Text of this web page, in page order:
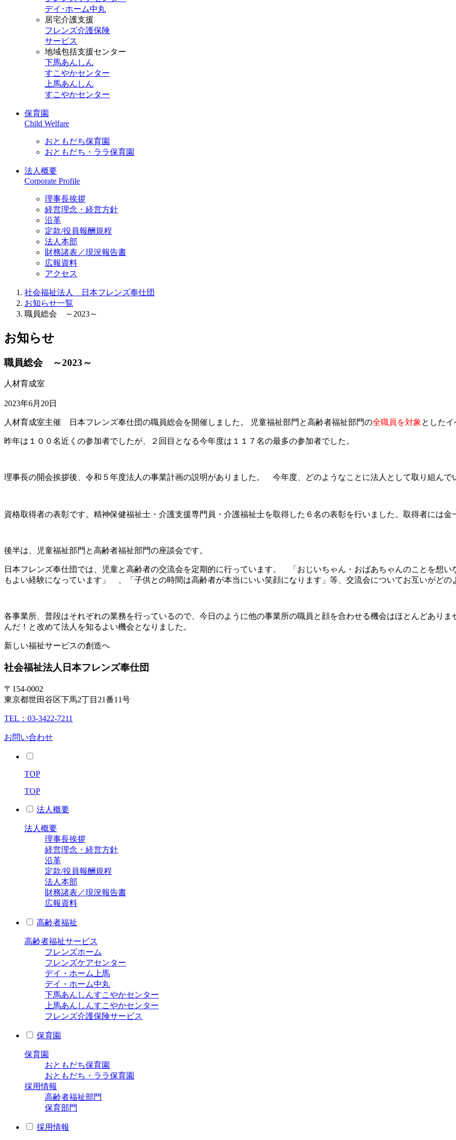
デイ･ホーム中丸
居宅介護支援
フレンズ介護保険
サービス
地域包括支援センター
下馬あんしん
すこやかセンター
上馬あんしん
すこやかセンター
保育園
Child Welfare
おともだち保育園
おともだち・ララ保育園
法人概要
Corporate Profile
理事長挨拶
経営理念・経営方針
沿革
定款/役員報酬規程
法人本部
財務諸表／現況報告書
広報資料
アクセス
社会福祉法人 日本フレンズ奉仕団
お知らせ一覧
職員総会 ～2023～
お知らせ
職員総会 ～2023～
人材育成室
2023年6月20日
人材育成室主催 日本フレンズ奉仕団の職員総会を開催しました。 児童福祉部門と高齢者福祉部門の全職員を対象としたイ
昨年は１００名近くの参加者でしたが、２回目となる今年度は１１７名の最多の参加者でした。
理事長の開会挨拶後、令和５年度法人の事業計画の説明がありました。 今年度、どのようなことに法人として取り組んで
資格取得者の表彰です。精神保健福祉士・介護支援専門員・介護福祉士を取得した６名の表彰を行いました。取得者には金
後半は、児童福祉部門と高齢者福祉部門の座談会です。
日本フレンズ奉仕団では、児童と高齢者の交流会を定期的に行っています。 「おじいちゃん・おばあちゃんのことを想
もよい経験になっています」 、「子供との時間は高齢者が本当にいい笑顔になります」等、交流会についてお互いがどの
各事業所、普段はそれぞれの業務を行っているので、今日のように他の事業所の職員と顔を合わせる機会はほとんどあり
んだ！と改めて法人を知るよい機会となりました。
新しい福祉サービスの創造へ
社会福祉法人 日本フレンズ奉仕団
〒154-0002
東京都世田谷区下馬2丁目21番11号
TEL：03-3422-7211
お問い合わせ
TOP
TOP
法人概要
法人概要
理事長挨拶
経営理念・経営方針
沿革
定款/役員報酬規程
法人本部
財務諸表／現況報告書
広報資料
高齢者福祉
高齢者福祉サービス
フレンズホーム
フレンズケアセンター
デイ・ホーム上馬
デイ・ホーム中丸
下馬あんしんすこやかセンター
上馬あんしんすこやかセンター
フレンズ介護保険サービス
保育園
保育園
おともだち保育園
おともだち・ララ保育園
採用情報
高齢者福祉部門
保育部門
採用情報